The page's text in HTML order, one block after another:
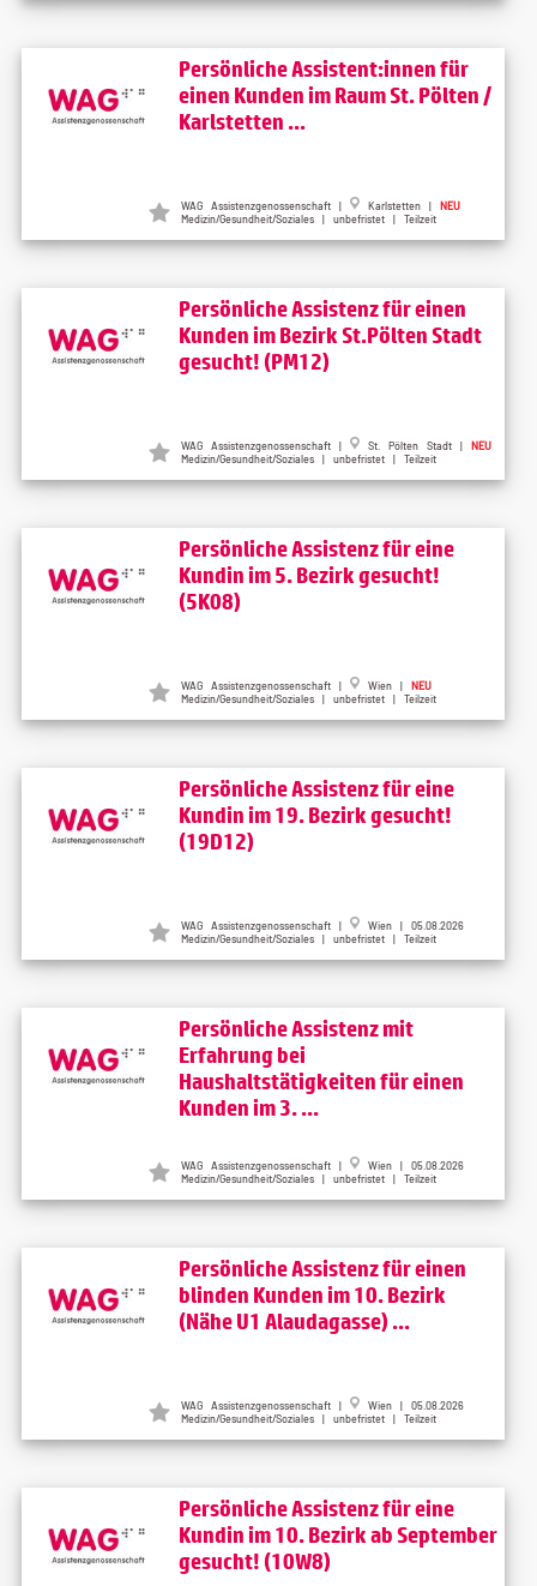
Persönliche Assistent:innen für
einen Kunden im Raum St. Pölten /
Karlstetten ...
WAG Assistenzgenossenschaft | Karlstetten | NEU
Medizin/Gesundheit/Soziales | unbefristet | Teilzeit
Persönliche Assistenz für einen
Kunden im Bezirk St.Pölten Stadt
gesucht! (PM12)
WAG Assistenzgenossenschaft | St. Pölten Stadt | NEU
Medizin/Gesundheit/Soziales | unbefristet | Teilzeit
Persönliche Assistenz für eine
Kundin im 5. Bezirk gesucht!
(5K08)
WAG Assistenzgenossenschaft | Wien | NEU
Medizin/Gesundheit/Soziales | unbefristet | Teilzeit
Persönliche Assistenz für eine
Kundin im 19. Bezirk gesucht!
(19D12)
WAG Assistenzgenossenschaft |
Wien | 05.08.2026
Medizin/Gesundheit/Soziales | unbefristet | Teilzeit
Persönliche Assistenz mit
Erfahrung bei
Haushaltstätigkeiten für einen
Kunden im 3. ...
WAG Assistenzgenossenschaft |
Wien | 05.08.2026
Medizin/Gesundheit/Soziales | unbefristet | Teilzeit
Persönliche Assistenz für einen
blinden Kunden im 10. Bezirk
(Nähe U1 Alaudagasse) ...
WAG Assistenzgenossenschaft |
Wien | 05.08.2026
Medizin/Gesundheit/Soziales | unbefristet | Teilzeit
Persönliche Assistenz für eine
Kundin im 10. Bezirk ab September
gesucht! (10W8)